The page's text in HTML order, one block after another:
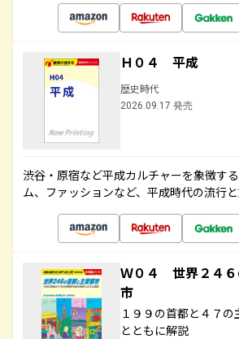
Ｈ０４ 平成
歴史時代
2026.09.17 発売
渋谷・原宿など平成カルチャーを象徴す
ム、ファッションなど、平成時代の流行と
Ｗ０４ 世界２４６
市
１９９の首都と４７
とともに解説